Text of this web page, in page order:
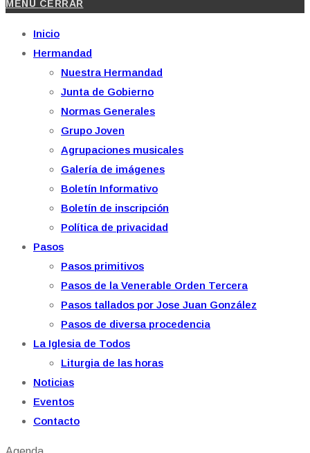
MENÚ CERRAR
Inicio
Hermandad
Nuestra Hermandad
Junta de Gobierno
Normas Generales
Grupo Joven
Agrupaciones musicales
Galería de imágenes
Boletín Informativo
Boletín de inscripción
Política de privacidad
Pasos
Pasos primitivos
Pasos de la Venerable Orden Tercera
Pasos tallados por Jose Juan González
Pasos de diversa procedencia
La Iglesia de Todos
Liturgia de las horas
Noticias
Eventos
Contacto